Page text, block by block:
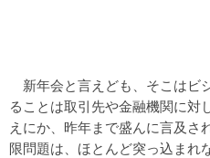
新年会と言えども、そこはビ
ることは取引先や金融機関に対
えにか、昨年まで盛んに言及さ
限問題は、ほとんど突っ込まれ